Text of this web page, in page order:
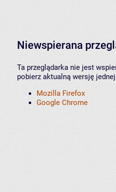
Niewspierana
Ta przeglądarka nie jest
pobierz aktualną wersję
Mozilla Firefox
Google Chrome